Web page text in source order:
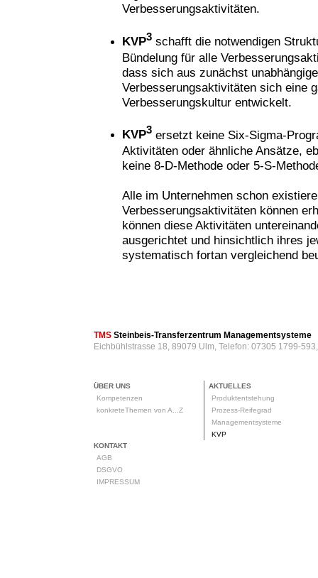
Verbesserungsaktivitäten.
KVP3 schafft die notwendigen
Bündelung für alle
dass sich aus zunächst
Verbesserungsaktivitäten sich eine
Verbesserungskultur entwickelt.
KVP3 ersetzt keine Six-Sigma-
Aktivitäten oder ähnliche Ansätze,
keine 8-D-Methode oder 5-S-
Alle im Unternehmen schon
Verbesserungsaktivitäten können
können diese Aktivitäten
ausgerichtet und hinsichtlich ihres
systematisch fortan vergleichend
TMS Steinbeis-Transferzentrum Managementsysteme
Eichbühlstrasse 18, 89079 Ulm, Telefon: 07305 1799-
ÜBER UNS
Kompetenzen
konkreteThemen von A...Z
AKTUELLES
Produktentstehung
Prozess-Reifegrad
Managementsysteme
KVP
KONTAKT
AGB
DSGVO
IMPRESSUM